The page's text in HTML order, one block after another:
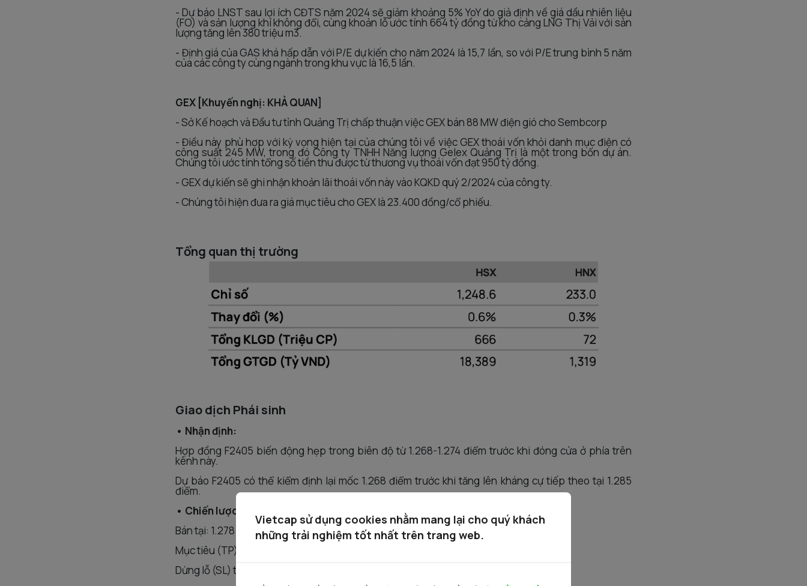
- Dự báo LNST sau lợi ích CĐTS năm 2024 sẽ giảm khoảng 5% YoY do giả định về giá dầu nhiên liệu
(FO) và sản lượng khí không đổi, cùng khoản lỗ ước tính 664 tỷ đồng từ kho cảng LNG Thị Vải với sản
lượng tăng lên 380 triệu m3.
- Định giá của GAS khá hấp dẫn với P/E dự kiến cho năm 2024 là 15,7 lần, so với P/E trung bình 5 năm
của các công ty cùng ngành trong khu vực là 16,5 lần.
GEX [Khuyến nghị: KHẢ QUAN]
- Sở Kế hoạch và Đầu tư tỉnh Quảng Trị chấp thuận việc GEX bán 88 MW điện gió cho Sembcorp
- Điều này phù hợp với kỳ vọng hiện tại của chúng tôi về việc GEX thoái vốn khỏi danh mục điện có
công suất 245 MW, trong đó Công ty TNHH Năng lượng Gelex Quảng Trị là một trong bốn dự án.
Chúng tôi ước tính tổng số tiền thu được từ thương vụ thoái vốn đạt 950 tỷ đồng.
- GEX dự kiến sẽ ghi nhận khoản lãi thoái vốn này vào KQKD quý 2/2024 của công ty.
- Chúng tôi hiện đưa ra giá mục tiêu cho GEX là 23.400 đồng/cổ phiếu.
Tổng quan thị trường
Giao dịch Phái sinh
• Nhận định:
Hợp đồng F2405 biến động hẹp trong biên độ từ 1.268-1.274 điểm trước khi đóng cửa ở phía trên
kênh này.
Dự báo F2405 có thể kiểm định lại mốc 1.268 điểm trước khi tăng lên kháng cự tiếp theo tại 1.285
điểm.
• Chiến lược:
Bán tại: 1.278 điểm
Mục tiêu (TP): 1.268 điểm
Dừng lỗ (SL) tại 1.280 điểm
Vietcap sử dụng cookies nhằm mang lại cho quý khách
những trải nghiệm tốt nhất trên trang web.